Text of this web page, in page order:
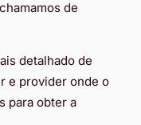
de
detalhado de
e provider onde o
para obter a